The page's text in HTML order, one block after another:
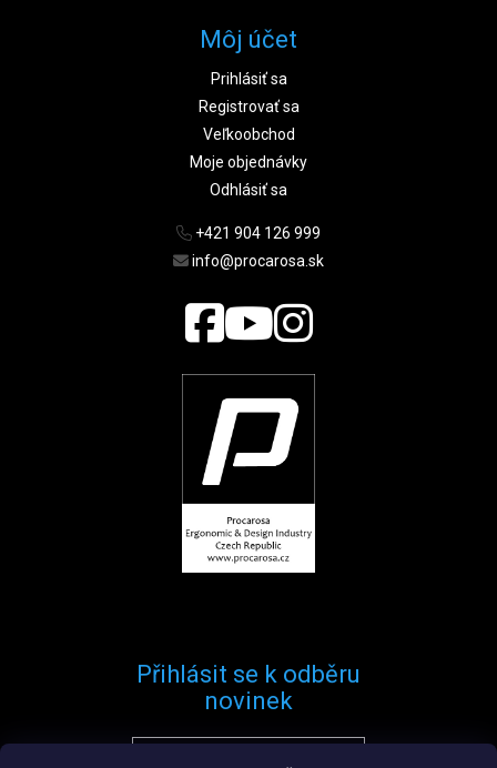
Môj účet
Prihlásiť sa
Registrovať sa
Veľkoobchod
Moje objednávky
Odhlásiť sa
+421 904 126 999
info@procarosa.sk
Přihlásit se k odběru
novinek